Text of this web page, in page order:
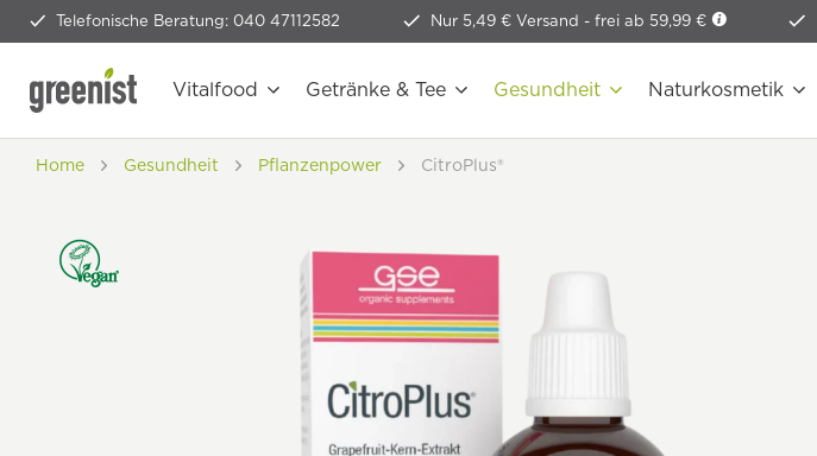
Telefonische Beratung: 040 47112582 Nur 5,49 € Versand - frei ab 59,99 €
Vitalfood Getränke & Tee Gesundheit Naturkosmetik
Home Gesundheit Pflanzenpower CitroPlus®